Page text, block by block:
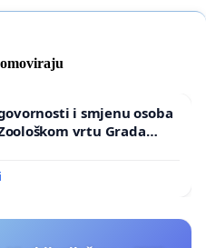
i smjenu osoba
vrtu Grada